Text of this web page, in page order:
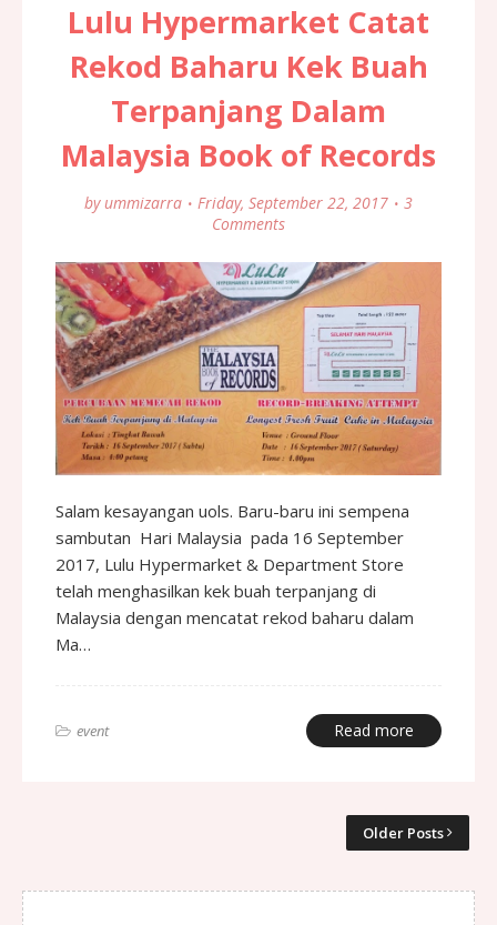
Lulu Hypermarket Catat
Rekod Baharu Kek Buah
Terpanjang Dalam
Malaysia Book of Records
by ummizarra Friday, September 22, 2017
3
Comments
Salam kesayangan uols. Baru-baru ini sempena
sambutan Hari Malaysia pada 16 September
2017, Lulu Hypermarket & Department Store
telah menghasilkan kek buah terpanjang di
Malaysia dengan mencatat rekod baharu dalam
Ma…
event Read more
Older Posts